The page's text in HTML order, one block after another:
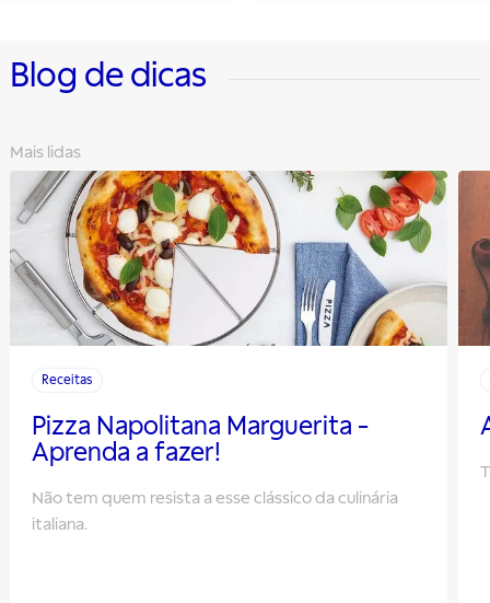
Blog de dicas
Mais lidas
Receitas
Pizza Napolitana Marguerita -
Aprenda a fazer!
Não tem quem resista a esse clássico da culinária
italiana.